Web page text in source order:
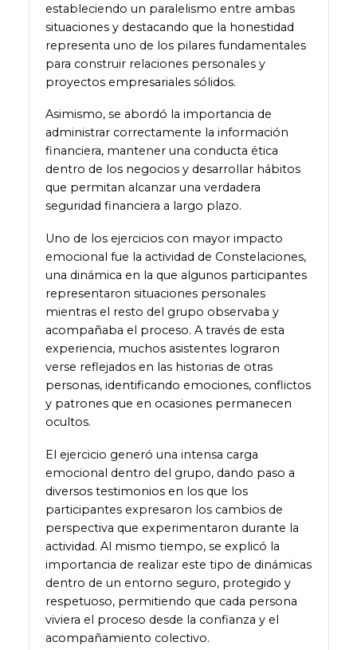
estableciendo un paralelismo entre ambas
situaciones y destacando que la honestidad
representa uno de los pilares fundamentales
para construir relaciones personales y
proyectos empresariales sólidos.
Asimismo, se abordó la importancia de
administrar correctamente la información
financiera, mantener una conducta ética
dentro de los negocios y desarrollar hábitos
que permitan alcanzar una verdadera
seguridad financiera a largo plazo.
Uno de los ejercicios con mayor impacto
emocional fue la actividad de Constelaciones,
una dinámica en la que algunos participantes
representaron situaciones personales
mientras el resto del grupo observaba y
acompañaba el proceso. A través de esta
experiencia, muchos asistentes lograron
verse reflejados en las historias de otras
personas, identificando emociones, conflictos
y patrones que en ocasiones permanecen
ocultos.
El ejercicio generó una intensa carga
emocional dentro del grupo, dando paso a
diversos testimonios en los que los
participantes expresaron los cambios de
perspectiva que experimentaron durante la
actividad. Al mismo tiempo, se explicó la
importancia de realizar este tipo de dinámicas
dentro de un entorno seguro, protegido y
respetuoso, permitiendo que cada persona
viviera el proceso desde la confianza y el
acompañamiento colectivo.